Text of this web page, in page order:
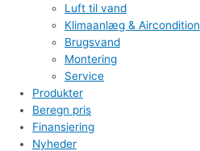
Luft til vand
Klimaanlæg & Aircondition
Brugsvand
Montering
Service
Produkter
Beregn pris
Finansiering
Nyheder